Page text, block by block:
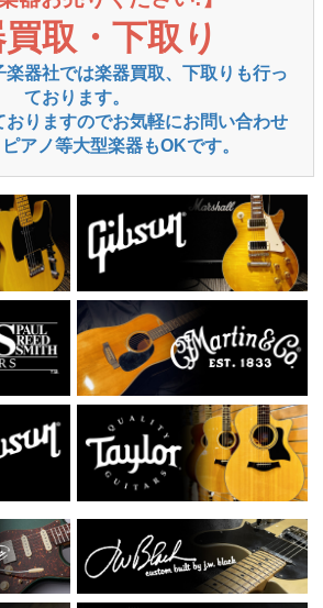
取・下取り
楽器社では楽器買取、下取りも行っ
ております。
おりますのでお気軽にお問い合わせ
アノ等大型楽器もOKです。